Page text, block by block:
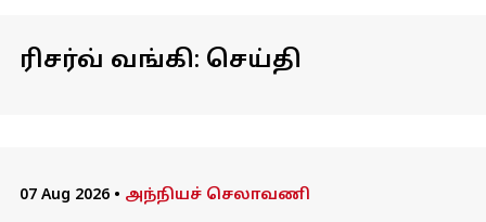
ரிசர்வ் வங்கி: செய்தி
07 Aug 2026 • அந்நியச் செலாவணி